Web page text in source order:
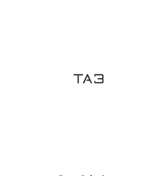
Akzeptierte